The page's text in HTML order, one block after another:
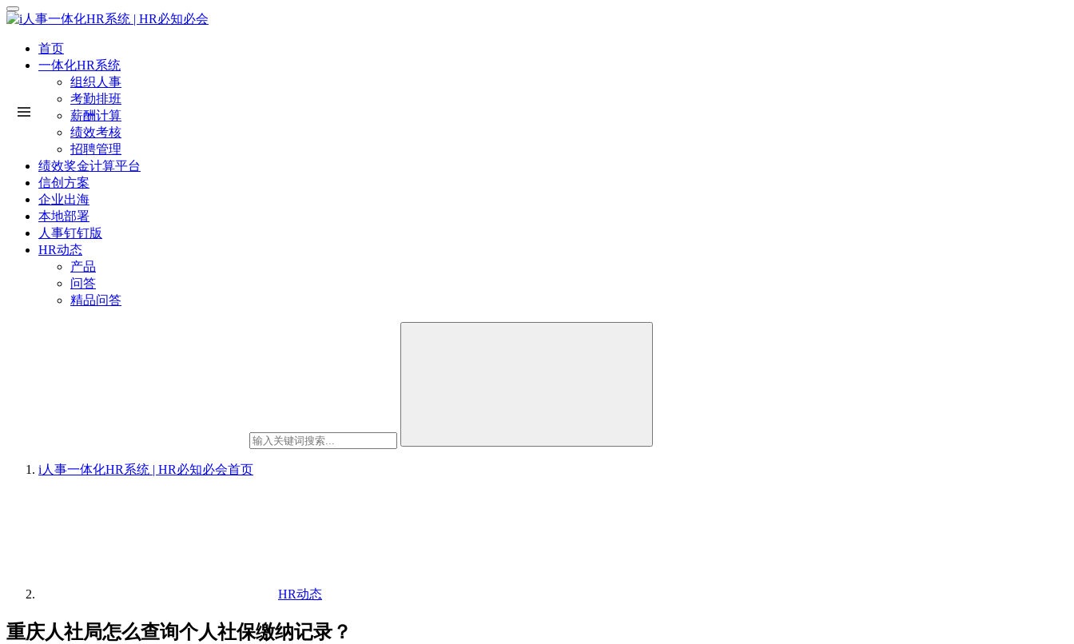
首页
一体化HR系统
组织人事
考勤排班
薪酬计算
绩效考核
招聘管理
绩效奖金计算平台
信创方案
企业出海
本地部署
人事钉钉版
HR动态
产品
问答
精品问答
i人事一体化HR系统 | HR必知必会首页
HR动态
重庆人社局怎么查询个人社保缴纳记录？